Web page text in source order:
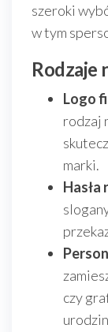
szeroki
w tym
Rodzaje
Logo
rodzaj
marki.
Hasła
czy